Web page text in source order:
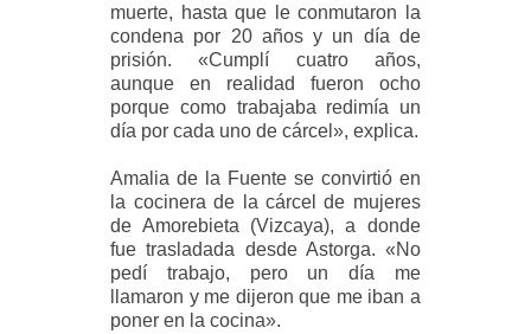
muerte, hasta que le conmutaron la
condena por 20 años y un día de
prisión. «Cumplí cuatro años,
aunque en realidad fueron ocho
porque como trabajaba redimía un
día por cada uno de cárcel», explica.
Amalia de la Fuente se convirtió en
la cocinera de la cárcel de mujeres
de Amorebieta (Vizcaya), a donde
fue trasladada desde Astorga. «No
pedí trabajo, pero un día me
llamaron y me dijeron que me iban a
poner en la cocina».